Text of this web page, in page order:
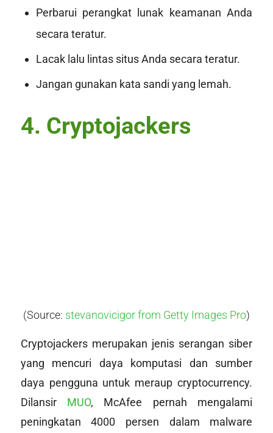
Perbarui perangkat lunak keamanan Anda
secara teratur.
Lacak lalu lintas situs Anda secara teratur.
Jangan gunakan kata sandi yang lemah.
4. Cryptojackers
(Source: stevanovicigor from Getty Images Pro)
Cryptojackers merupakan jenis serangan siber
yang mencuri daya komputasi dan sumber
daya pengguna untuk meraupcryptocurrency.
Dilansir MUO, McAfee pernah mengalami
peningkatan 4000 persen dalam malware